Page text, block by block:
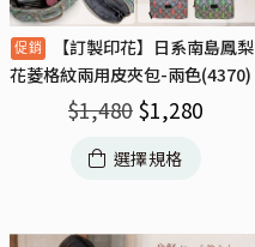
【訂製印花】日系南島鳳梨
花菱格紋兩用皮夾包-兩色(4370)
$1,480 $1,280
選擇規格